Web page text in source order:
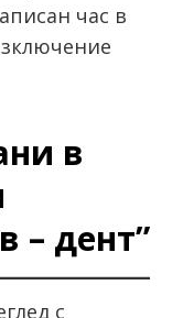
час в
в
– дент”
с